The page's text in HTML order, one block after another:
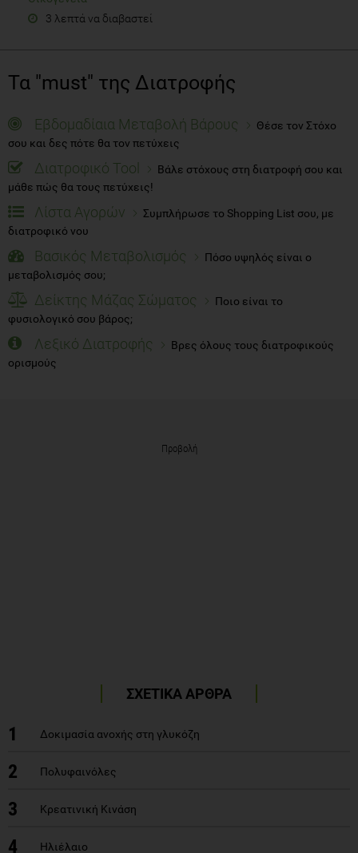
3 λεπτά να διαβαστεί
Τα "must" της Διατροφής
Εβδομαδίαια Μεταβολή Βάρους
Θέσε τον Στόχο
σου και δες πότε θα τον πετύχεις
Διατροφικό Tool
Βάλε στόχους στη διατροφή σου και
μάθε πώς θα τους πετύχεις!
Λίστα Αγορών
Συμπλήρωσε το Shopping List σου, με
διατροφικό νου
Βασικός Μεταβολισμός
Πόσο υψηλός είναι ο
μεταβολισμός σου;
Δείκτης Μάζας Σώματος
Ποιο είναι το
φυσιολογικό σου βάρος;
Λεξικό Διατροφής
Βρες όλους τους διατροφικούς
ορισμούς
Προβολή
ΣΧΕΤΙΚΑ ΑΡΘΡΑ
1 Δοκιμασία ανοχής στη γλυκόζη
2 Πολυφαινόλες
3 Κρεατινική Κινάση
4 Ηλιέλαιο